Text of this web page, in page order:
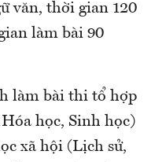
văn, thời gian 120
làm bài 90
làm bài thi tổ hợp
học, Sinh học)
xã hội (Lịch sử,